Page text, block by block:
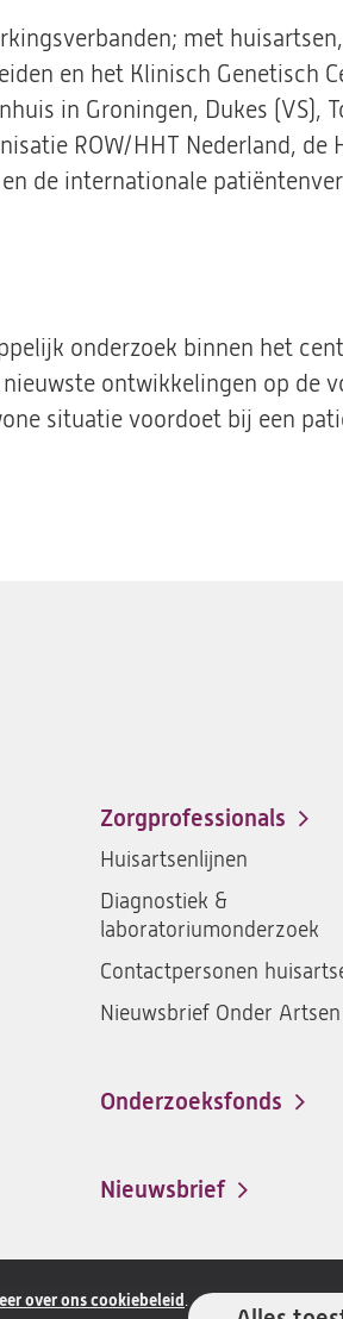
over ons cookiebeleid .
met
en het Klinisch Genetisch
in Groningen, Dukes (VS),
ROW/HHT Nederland, de
de internationale
onderzoek binnen het
ontwikkelingen op de
situatie voordoet bij een
Zorgprofessionals
Huisartsenlijnen
Diagnostiek &
laboratoriumonderzoek
Contactpersonen
Nieuwsbrief Onder Artsen
Onderzoeksfonds
Nieuwsbrief